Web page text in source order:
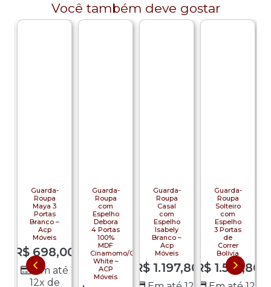
Você também deve gostar
Guarda-
Roupa
Maya 3
Portas
Branco –
Acp
Móveis
R$ 698,00
Em até
12x de
Guarda-
Roupa
com
Espelho
Debora
4 Portas
100%
MDF
Cinamomo/Off
White –
ACP
Móveis
Guarda-
Roupa
Casal
com
Espelho
Isabely
Branco –
Acp
Móveis
R$ 1.197,80
Guarda-
Roupa
Solteiro
com
Espelho
3 Portas
de
Correr
Bolívia
R$1.557,80